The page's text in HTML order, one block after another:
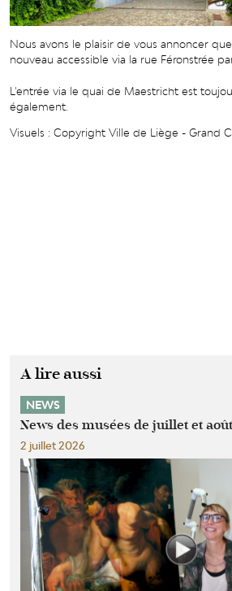
Nous avons le plaisir de vous annoncer
nouveau accessible via la rue Féronstrée
L'entrée via le quai de Maestricht est
également.
Visuels : Copyright Ville de Liège - Grand
A lire aussi
NEWS
News des musées de juillet et
2 juillet 2026